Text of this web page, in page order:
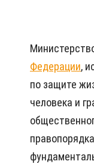
Федерации,
по защите
человека и